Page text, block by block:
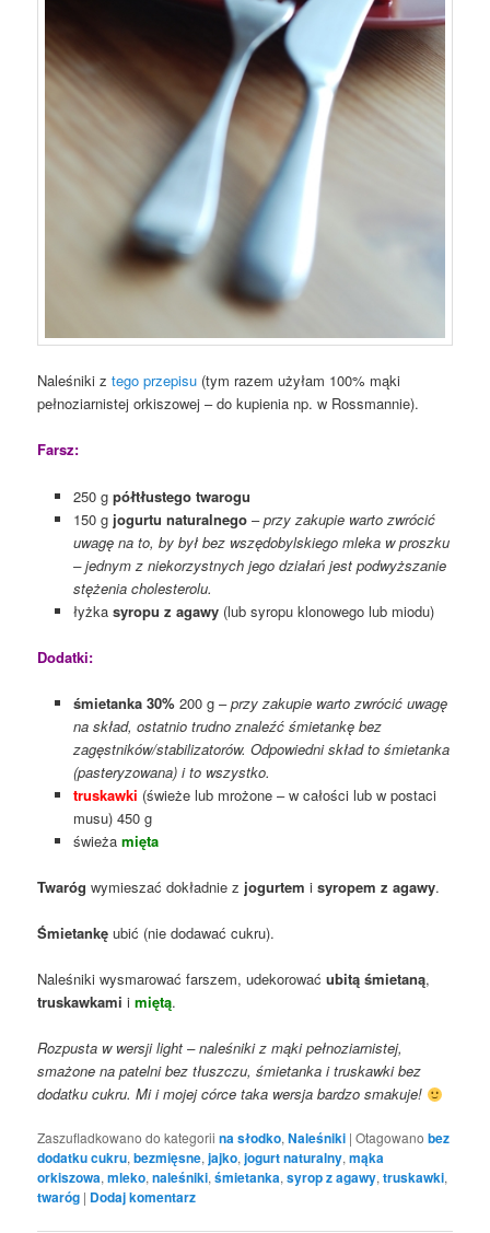
Naleśniki z tego przepisu (tym razem użyłam 100% mąki
pełnoziarnistej orkiszowej – do kupienia np. w Rossmannie).
Farsz:
250 g półtłustego twarogu
150 gjogurtu naturalnego –przy zakupie warto zwrócić
uwagę na to, by był bez wszędobylskiego mleka w proszku
– jednym z niekorzystnych jego działań jest podwyższanie
stężenia cholesterolu.
łyżka syropu z agawy (lub syropu klonowego lub miodu)
Dodatki:
śmietanka 30%200 g –przy zakupie warto zwrócić uwagę
na skład, ostatnio trudno znaleźć śmietankę bez
zagęstników/stabilizatorów. Odpowiedni skład to śmietanka
(pasteryzowana) i to wszystko.
truskawki (świeże lub mrożone – w całości lub w postaci
musu) 450 g
świeża mięta
Twaróg wymieszać dokładnie z jogurtem isyropem z agawy.
Śmietankę ubić (nie dodawać cukru).
Naleśniki wysmarować farszem, udekorowaćubitą śmietaną,
truskawkamii miętą.
Rozpusta w wersji light – naleśniki z mąki pełnoziarnistej,
smażone na patelni bez tłuszczu, śmietanka i truskawki bez
dodatku cukru. Mi i mojej córce taka wersja bardzo smakuje!
Zaszufladkowano do kategorii na słodko,Naleśniki |Otagowano bez
dodatku cukru,bezmięsne,jajko,jogurt naturalny,mąka
orkiszowa,mleko,naleśniki,śmietanka,syrop z agawy,truskawki,
twaróg | Dodaj komentarz